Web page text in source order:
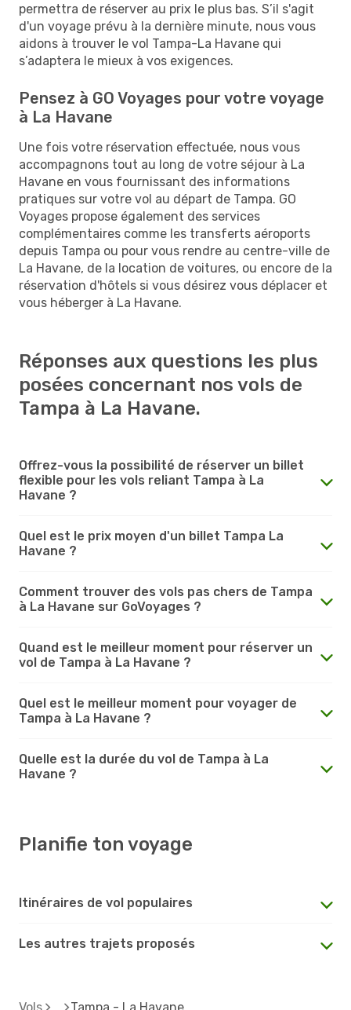
permettra de réserver au prix le plus bas. S’il s'agit
d'un voyage prévu à la dernière minute, nous vous
aidons à trouver le vol Tampa-La Havane qui
s’adaptera le mieux à vos exigences.
Pensez à GO Voyages pour votre voyage
à La Havane
Une fois votre réservation effectuée, nous vous
accompagnons tout au long de votre séjour à La
Havane en vous fournissant des informations
pratiques sur votre vol au départ de Tampa. GO
Voyages propose également des services
complémentaires comme les transferts aéroports
depuis Tampa ou pour vous rendre au centre-ville de
La Havane, de la location de voitures, ou encore de la
réservation d'hôtels si vous désirez vous déplacer et
vous héberger à La Havane.
Réponses aux questions les plus
posées concernant nos vols de
Tampa à La Havane.
Offrez-vous la possibilité de réserver un billet
flexible pour les vols reliant Tampa à La
Havane ?
Quel est le prix moyen d'un billet Tampa La
Havane ?
Comment trouver des vols pas chers de Tampa
à La Havane sur GoVoyages ?
Quand est le meilleur moment pour réserver un
vol de Tampa à La Havane ?
Quel est le meilleur moment pour voyager de
Tampa à La Havane ?
Quelle est la durée du vol de Tampa à La
Havane ?
Planifie ton voyage
Itinéraires de vol populaires
Les autres trajets proposés